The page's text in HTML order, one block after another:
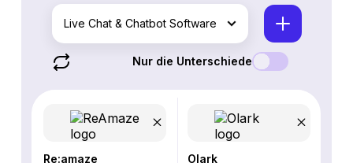
Live Chat & Chatbot Software
Nur die Unterschiede
Re:amaze Olark